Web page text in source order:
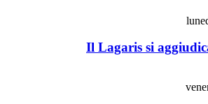
Il Lagaris si